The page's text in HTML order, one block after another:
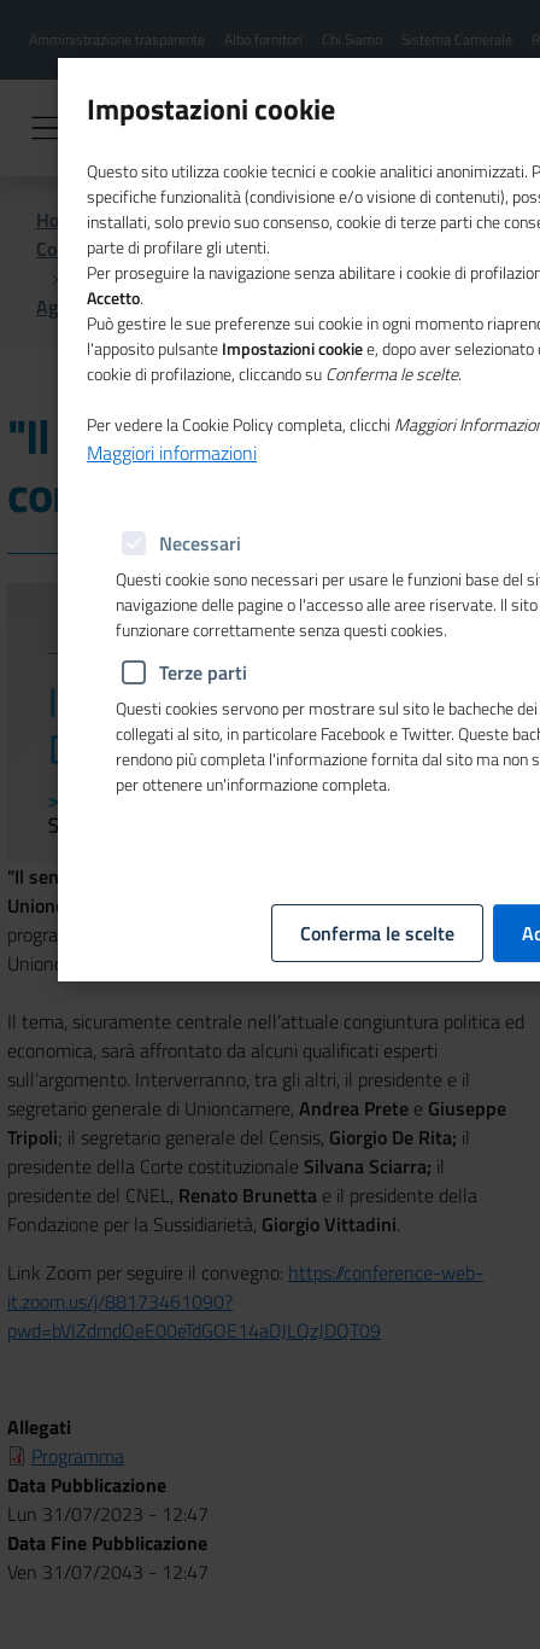
contenuto
Menu
hamburgher
Amministrazione trasparente Albo fornitori Chi Siamo Sistema Camerale
Home
Comunicazione istituzionale per il sistema camerale
Agenda
"Il senso del lavoro oggi",
convegno
"Il senso del lavoro oggi"
Unioncamere
Fondazione per la sussidiarietàin
programma il prossimo
13 settembrea Roma, presso la sede di
Unioncamere (Sala Longhi).
Il tema, sicuramente centrale nell’attuale congiuntura politica ed
economica, sarà affrontato da alcuni qualificati esperti
sull’argomento. Interverranno, tra gli altri, il presidente e il
segretario generale di Unioncamere, Andrea Prete e Giuseppe
Tripoli; il segretario generale del Censis, Giorgio De Rita; il
presidente della Corte costituzionale Silvana Sciarra; il
presidente del CNEL, Renato Brunetta e il presidente della
Fondazione per la Sussidiarietà, Giorgio Vittadini.
Link Zoom per seguire il convegno: https://conference-web-
it.zoom.us/j/88173461090?
pwd=bVlZdmdOeE00eTdGOE14aDJLQzJDQT09
Allegati
Programma
Data Pubblicazione
Lun 31/07/2023 - 12:47
Data Fine Pubblicazione
Ven 31/07/2043 - 12:47
Impostazioni cookie
Questo sito utilizza cookie tecnici e cookie analitici anonimizzati.
specifiche funzionalità (condivisione e/o visione di contenuti),
installati, solo previo suo consenso, cookie di terze parti che
parte di profilare gli utenti.
Per proseguire la navigazione senza abilitare i cookie di
Accetto.
Può gestire le sue preferenze sui cookie in ogni momento
l'apposito pulsanteImpostazioni cookiee, dopo aver
cookie di profilazione, cliccando suConferma le scelte.
Per vedere la Cookie Policy completa, clicchi Maggiori
Maggiori informazioni
Necessari
Questi cookie sono necessari per usare le funzioni base del
navigazione delle pagine o l'accesso alle aree riservate. Il
funzionare correttamente senza questi cookies.
Terze parti
Questi cookies servono per mostrare sul sito le bacheche
collegati al sito, in particolare Facebook e Twitter. Queste
rendono più completa l'informazione fornita dal sito ma non
per ottenere un'informazione completa.
Conferma le scelte